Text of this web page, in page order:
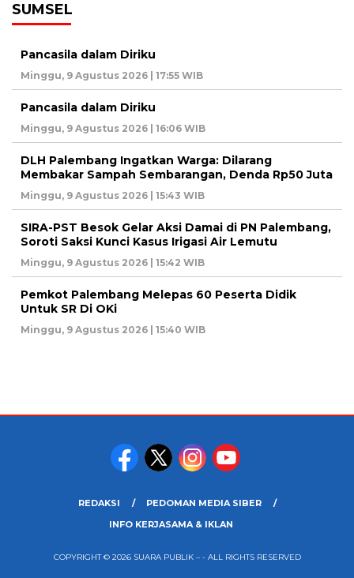
SUMSEL
Pancasila dalam Diriku
Minggu, 9 Agustus 2026 | 17:55 WIB
Pancasila dalam Diriku
Minggu, 9 Agustus 2026 | 16:06 WIB
DLH Palembang Ingatkan Warga: Dilarang
Membakar Sampah Sembarangan, Denda Rp50 Juta
Minggu, 9 Agustus 2026 | 15:43 WIB
SIRA-PST Besok Gelar Aksi Damai di PN Palembang,
Soroti Saksi Kunci Kasus Irigasi Air Lemutu
Minggu, 9 Agustus 2026 | 15:42 WIB
Pemkot Palembang Melepas 60 Peserta Didik
Untuk SR Di OKi
Minggu, 9 Agustus 2026 | 15:40 WIB
REDAKSI
PEDOMAN MEDIA SIBER
INFO KERJASAMA & IKLAN
COPYRIGHT © 2026 SUARA PUBLIK – - ALL RIGHTS RESERVED